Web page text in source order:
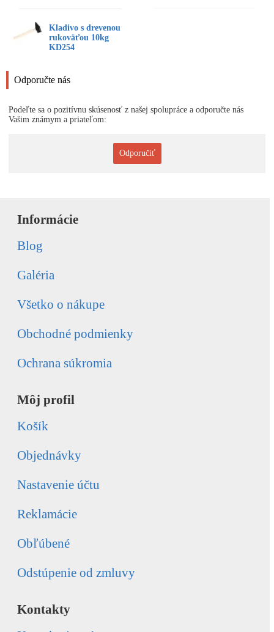
Kladivo s drevenou
rukoväťou 10kg
KD254
Odporučte nás
Podeľte sa o pozitívnu skúsenosť z našej spolupráce a odporučte nás
Vašim známym a priateľom:
Odporučiť
Informácie
Blog
Galéria
Všetko o nákupe
Obchodné podmienky
Ochrana súkromia
Môj profil
Košík
Objednávky
Nastavenie účtu
Reklamácie
Obľúbené
Odstúpenie od zmluvy
Kontakty